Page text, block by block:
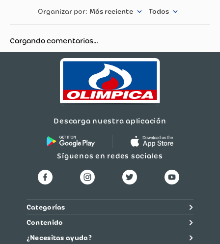
Garantía 12 meses
Más reciente Todos
Cargando comentarios…
Descarga nuestra aplicación
Síguenos en redes sociales
Categorías
Contenido
¿Necesitas ayuda?